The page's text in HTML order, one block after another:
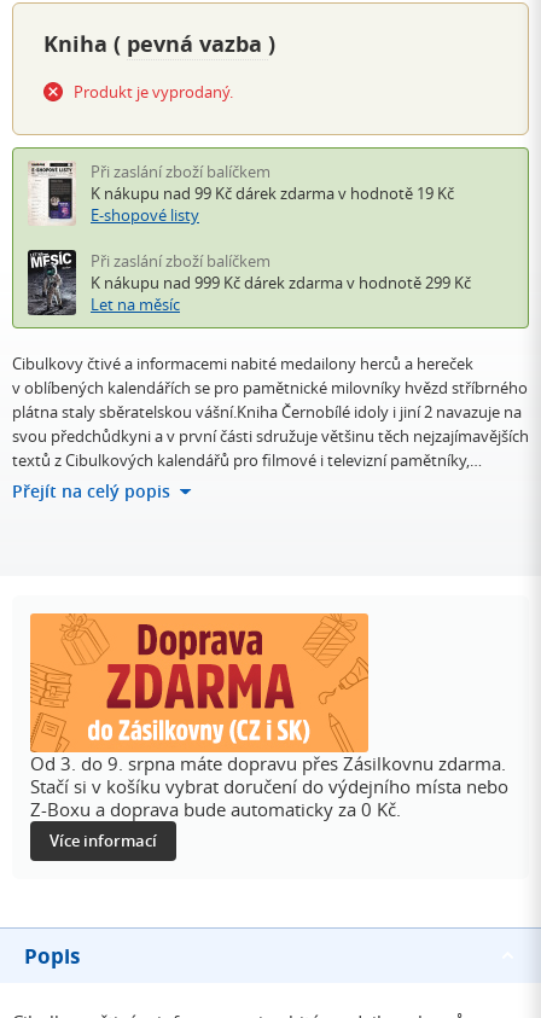
Kniha ( pevná vazba )
Produkt je vyprodaný.
Při zaslání zboží balíčkem
K nákupu nad 99 Kčdárek zdarmav hodnotě 19 Kč
E-shopové listy
Při zaslání zboží balíčkem
K nákupu nad 999 Kčdárek zdarmav hodnotě 299 Kč
Let na měsíc
Cibulkovy čtivé a informacemi nabité medailony herců a hereček
v oblíbených kalendářích se pro pamětnické milovníky hvězd stříbrného
plátna staly sběratelskou vášní.Kniha Černobílé idoly i jiní 2 navazuje na
svou předchůdkyni a v první části sdružuje většinu těch nejzajímavějších
textů z Cibulkových kalendářů pro filmové i televizní pamětníky,…
Přejít na celý popis
Od 3. do 9. srpna máte dopravu přes Zásilkovnu zdarma.
Stačí si v košíku vybrat doručení do výdejního místa nebo
Z-Boxu a doprava bude automaticky za 0 Kč.
Více informací
Popis